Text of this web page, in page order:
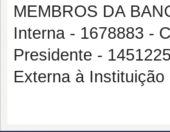
MEMBROS DA
Interna - 1678883 -
Presidente -
Externa à